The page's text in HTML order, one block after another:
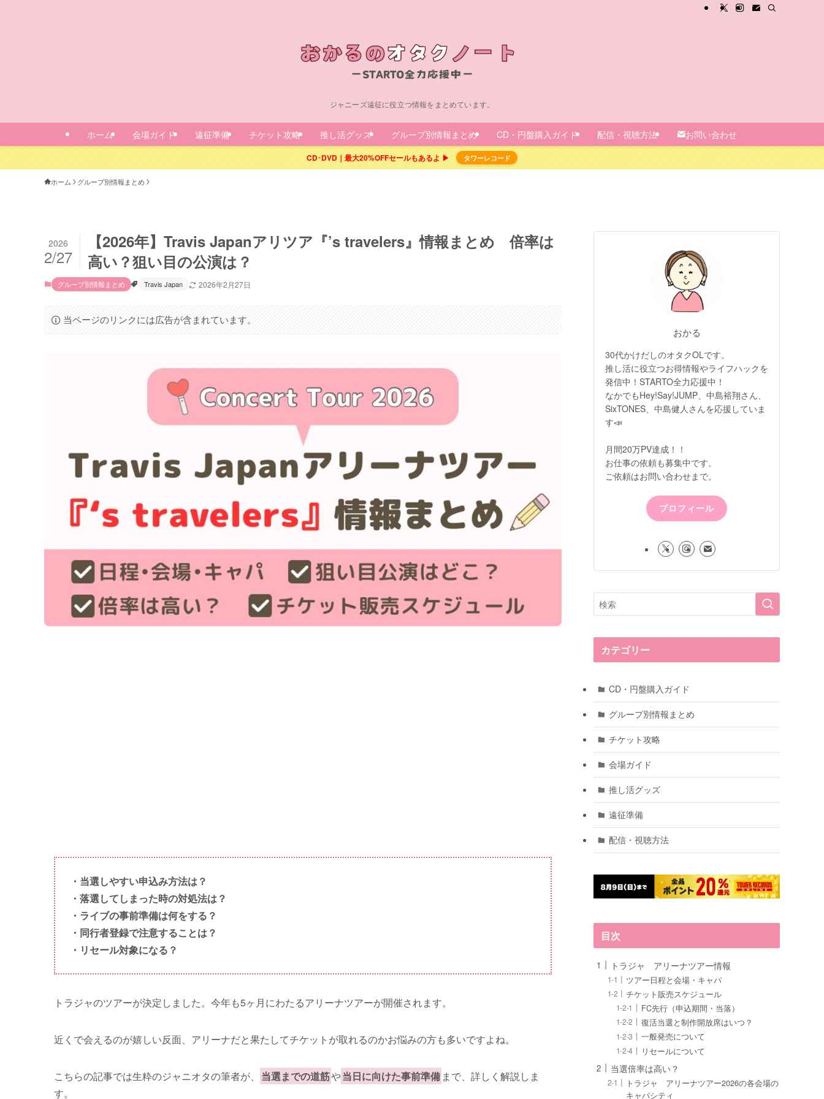
ジャニーズ遠征に役立つ情報をまとめています。
ホーム 会場ガイド 遠征準備 チケット攻略 推し活グッズ グループ別情報まとめ CD・円盤購入ガイド 配信・視聴方法 お問い合わせ
CD･DVD｜最大20%OFFセールもあるよ ▶ タワーレコード
ホーム グループ別情報まとめ
【2026年】Travis Japanアリツア『’s travelers』情報まとめ 倍率は
高い？狙い目の公演は？
2026
2/27
グループ別情報まとめ Travis Japan 2026年2月27日
当ページのリンクには広告が含まれています。
・当選しやすい申込み方法は？
・落選してしまった時の対処法は？
・ライブの事前準備は何をする？
・同行者登録で注意することは？
・リセール対象になる？
トラジャのツアーが決定しました。今年も5ヶ月にわたるアリーナツアーが開催されます。
近くで会えるのが嬉しい反面、アリーナだと果たしてチケットが取れるのかお悩みの方も多いですよね。
こちらの記事では生粋のジャニオタの筆者が、 当選までの道筋や当日に向けた事前準備 まで、詳しく解説しま
す。
おかる
30代かけだしのオタクOLです。
推し活に役立つお得情報やライフハックを
発信中！STARTO全力応援中！
なかでもHey!Say!JUMP、中島裕翔さん、
SixTONES、中島健人さんを応援していま
す📣
月間20万PV達成！！
お仕事の依頼も募集中です。
ご依頼はお問い合わせまで。
プロフィール
カテゴリー
CD・円盤購入ガイド
グループ別情報まとめ
チケット攻略
会場ガイド
推し活グッズ
遠征準備
配信・視聴方法
目次
トラジャ アリーナツアー情報
ツアー日程と会場・キャパ
チケット販売スケジュール
FC先行（申込期間・当落）
復活当選と制作開放席はいつ？
一般発売について
リセールについて
当選倍率は高い？
トラジャ アリーナツアー2026の各会場の
キャパシティ